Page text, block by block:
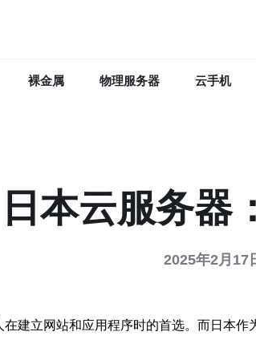
裸金属 物理服务器 云手机
日本云服务器
2025年2月17
建立网站和应用程序时的首选。而日本